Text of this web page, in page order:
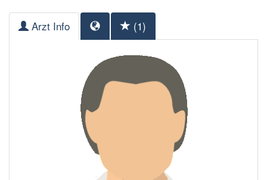
Arzt Info (1)